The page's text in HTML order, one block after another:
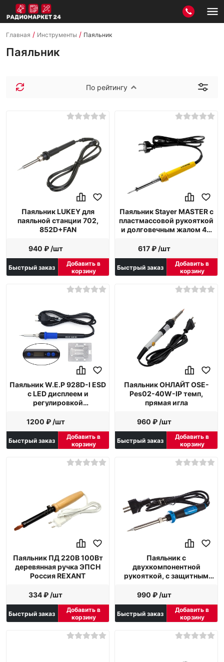
Главная / Инструменты / Паяльник
Паяльник
По рейтингу
Паяльник LUKEY для
паяльной станции 702,
852D+FAN
940 ₽ /шт
Быстрый заказ
Добавить в
корзину
Паяльник Stayer MASTER с
пластмассовой рукояткой
и долговечным жалом 40
617 ₽ /шт
Быстрый заказ
Добавить в
корзину
Паяльник W.E.P 928D-I ESD
c LED дисплеем и
регулировкой
1200 ₽ /шт
Быстрый заказ
Добавить в
корзину
Паяльник ОНЛАЙТ OSE-
Pes02-40W-IP темп,
прямая игла
960 ₽ /шт
Быстрый заказ
Добавить в
корзину
Паяльник ПД 220В 100Вт
деревянная ручка ЭПСН
Россия REXANT
334 ₽ /шт
Быстрый заказ
Добавить в
корзину
Паяльник с
двухкомпонентной
рукояткой, с защитным
нагревательным
элементом, 40Вт, конус
Зубр ПРОФЕССИОНАЛ
990 ₽ /шт
Быстрый заказ
Добавить в
корзину